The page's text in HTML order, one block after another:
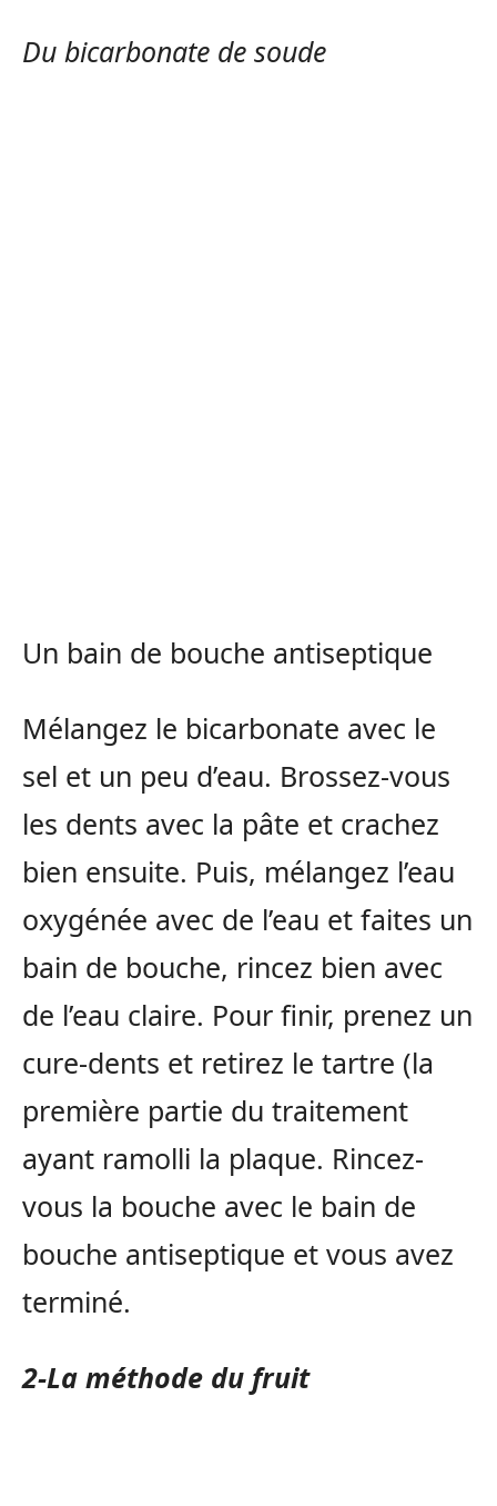
Du bicarbonate de soude
Un bain de bouche antiseptique
Mélangez le bicarbonate avec le
sel et un peu d’eau. Brossez-vous
les dents avec la pâte et crachez
bien ensuite. Puis, mélangez l’eau
oxygénée avec de l’eau et faites un
bain de bouche, rincez bien avec
de l’eau claire. Pour finir, prenez un
cure-dents et retirez le tartre (la
première partie du traitement
ayant ramolli la plaque. Rincez-
vous la bouche avec le bain de
bouche antiseptique et vous avez
terminé.
2-La méthode du fruit